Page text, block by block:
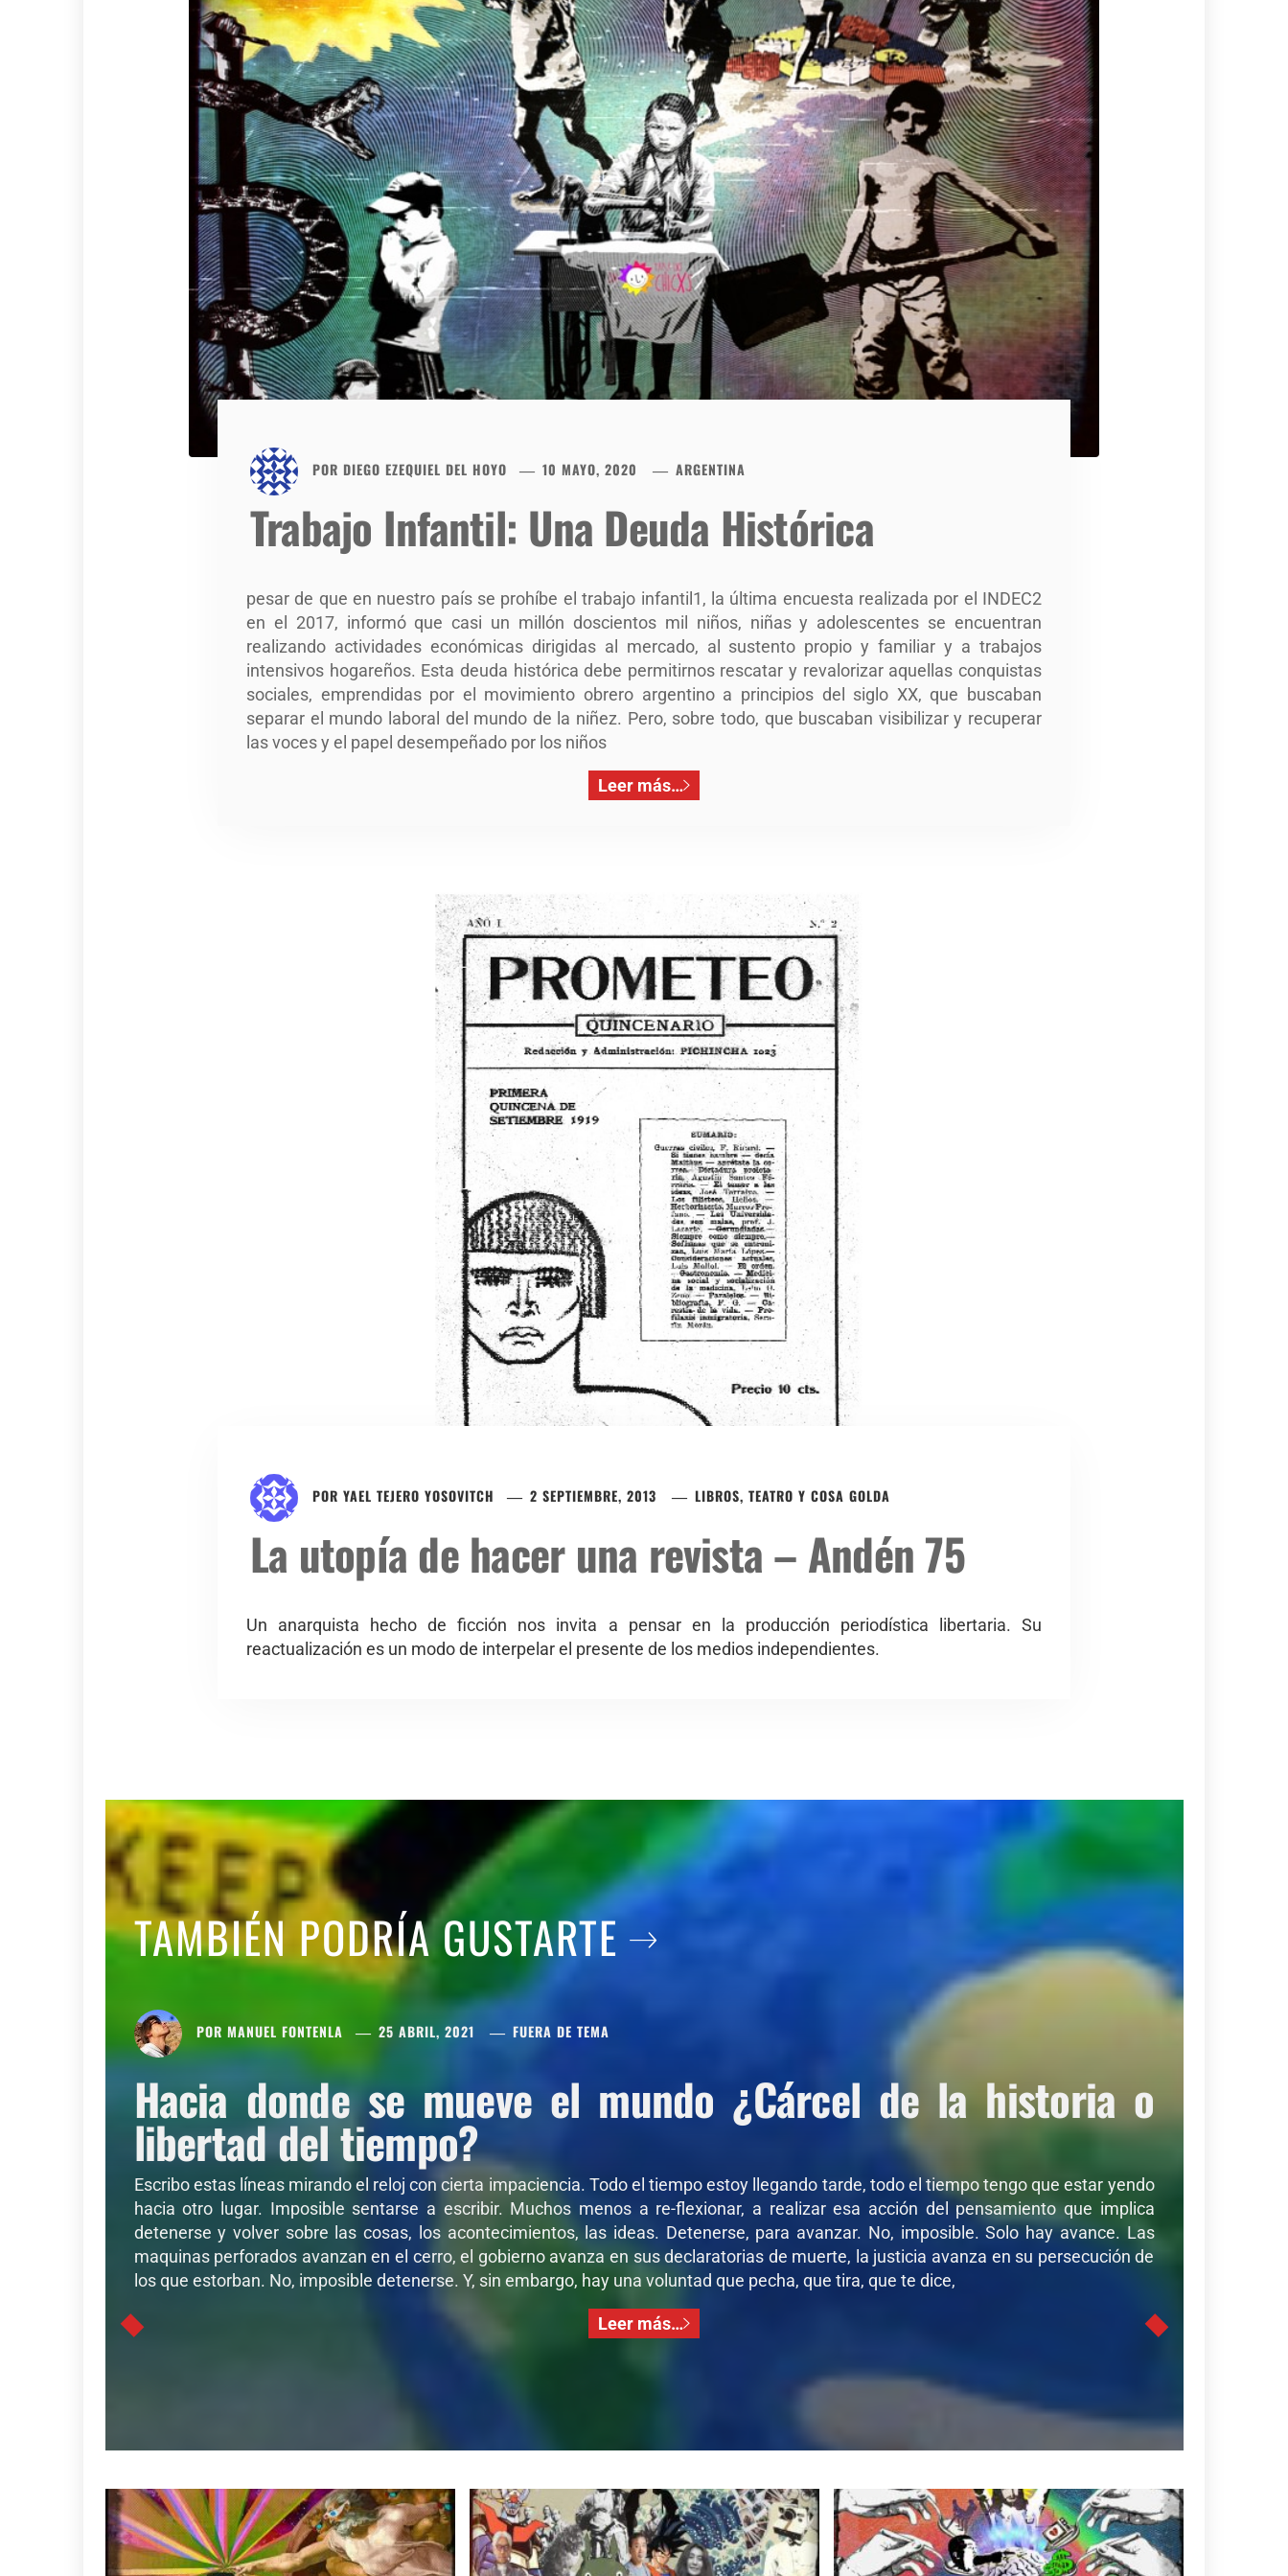
POR DIEGO EZEQUIEL DEL HOYO 10 MAYO, 2020 ARGENTINA
Trabajo Infantil: Una Deuda Histórica
pesar de que en nuestro país se prohíbe el trabajo infantil1, la última encuesta realizada por el INDEC2
en el 2017, informó que casi un millón doscientos mil niños, niñas y adolescentes se encuentran
realizando actividades económicas dirigidas al mercado, al sustento propio y familiar y a trabajos
intensivos hogareños. Esta deuda histórica debe permitirnos rescatar y revalorizar aquellas conquistas
sociales, emprendidas por el movimiento obrero argentino a principios del siglo XX, que buscaban
separar el mundo laboral del mundo de la niñez. Pero, sobre todo, que buscaban visibilizar y recuperar
las voces y el papel desempeñado por los niños
Leer más…
POR YAEL TEJERO YOSOVITCH 2 SEPTIEMBRE, 2013 LIBROS, TEATRO Y COSA GOLDA
La utopía de hacer una revista – Andén 75
Un anarquista hecho de ficción nos invita a pensar en la producción periodística libertaria. Su
reactualización es un modo de interpelar el presente de los medios independientes.
TAMBIÉN PODRÍA GUSTARTE
POR MANUEL FONTENLA 25 ABRIL, 2021 FUERA DE TEMA
Hacia donde se mueve el mundo ¿Cárcel de la historia o
libertad del tiempo?
Escribo estas líneas mirando el reloj con cierta impaciencia. Todo el tiempo estoy llegando tarde, todo el tiempo tengo que estar yendo
hacia otro lugar. Imposible sentarse a escribir. Muchos menos a re-flexionar, a realizar esa acción del pensamiento que implica
detenerse y volver sobre las cosas, los acontecimientos, las ideas. Detenerse, para avanzar. No, imposible. Solo hay avance. Las
maquinas perforados avanzan en el cerro, el gobierno avanza en sus declaratorias de muerte, la justicia avanza en su persecución de
los que estorban. No, imposible detenerse. Y, sin embargo, hay una voluntad que pecha, que tira, que te dice,
Leer más…